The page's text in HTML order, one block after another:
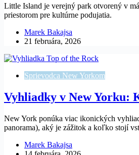
Little Island je verejný park otvorený v
priestorom pre kultúrne podujatia.
Marek Bakajsa
21 februára, 2026
Sprievodca New Yorkom
Vyhliadky v New Yorku:
New York ponúka viac ikonických
panorama), aký je zážitok a koľko stojí
Marek Bakajsa